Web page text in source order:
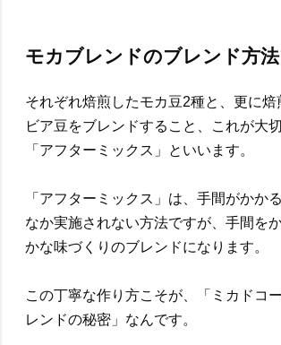
モカブレンドのブレンド方法
それぞれ焙煎したモカ豆2種と、更に焙
ビア豆をブレンドすること、これが大
「アフターミックス」といいます。
「アフターミックス」は、手間がかか
なか実施されない方法ですが、手間を
かな味づくりのブレンドになります。
この丁寧な作り方こそが、「ミカドコ
レンドの秘密」なんです。